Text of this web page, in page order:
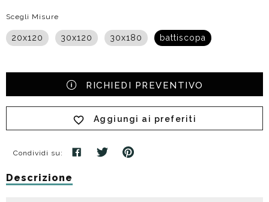
Scegli Misure
20x120 30x120 30x180 battiscopa
RICHIEDI PREVENTIVO
Aggiungi ai preferiti
Condividi su:
Descrizione